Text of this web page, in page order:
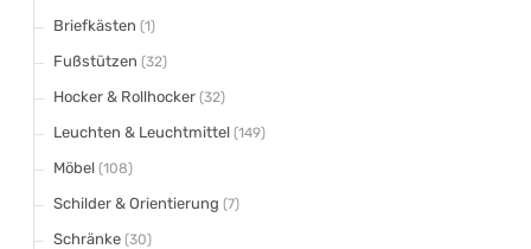
Briefkästen (1)
Fußstützen (32)
Hocker & Rollhocker (32)
Leuchten & Leuchtmittel (149)
Möbel (108)
Schilder & Orientierung (7)
Schränke (30)